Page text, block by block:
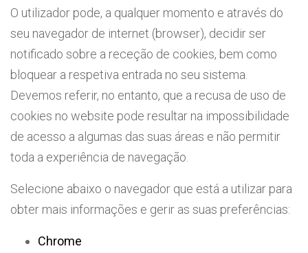
O utilizador pode, a qualquer momento e através do
seu navegador de internet (browser), decidir ser
notificado sobre a receção de cookies, bem como
bloquear a respetiva entrada no seu sistema.
Devemos referir, no entanto, que a recusa de uso de
cookies no website pode resultar na impossibilidade
de acesso a algumas das suas áreas e não permitir
toda a experiência de navegação.
Selecione abaixo o navegador que está a utilizar para
obter mais informações e gerir as suas preferências:
Chrome